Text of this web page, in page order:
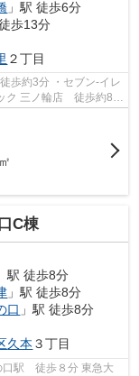
」駅 徒歩6分
歩13分
２丁目
歩約3分 ・セブン-イレ
ク 三ノ輪店 徒歩約8分
C棟
」駅 徒歩8分
」駅 徒歩8分
口 」駅 徒歩8分
久本 ３丁目